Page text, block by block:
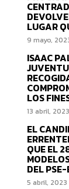
LUGAR
9 mayo,
ISAAC
LOS
13 abril, 2023
EL
QUE EL
DEL PSE-
5 abril, 2023